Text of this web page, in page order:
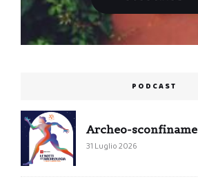
PODCAST
Archeo-
31 Luglio 2026